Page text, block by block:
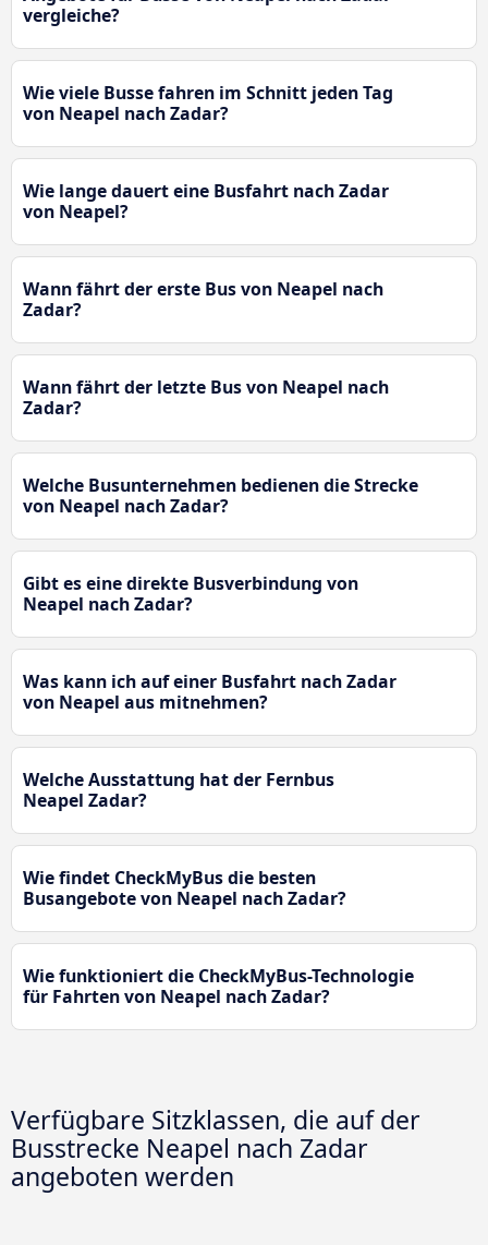
vergleiche?
Wie viele Busse fahren im Schnitt jeden Tag
von Neapel nach Zadar?
Wie lange dauert eine Busfahrt nach Zadar
von Neapel?
Wann fährt der erste Bus von Neapel nach
Zadar?
Wann fährt der letzte Bus von Neapel nach
Zadar?
Welche Busunternehmen bedienen die Strecke
von Neapel nach Zadar?
Gibt es eine direkte Busverbindung von
Neapel nach Zadar?
Was kann ich auf einer Busfahrt nach Zadar
von Neapel aus mitnehmen?
Welche Ausstattung hat der Fernbus
Neapel Zadar?
Wie findet CheckMyBus die besten
Busangebote von Neapel nach Zadar?
Wie funktioniert die CheckMyBus-Technologie
für Fahrten von Neapel nach Zadar?
Verfügbare Sitzklassen, die auf der
Busstrecke Neapel nach Zadar
angeboten werden